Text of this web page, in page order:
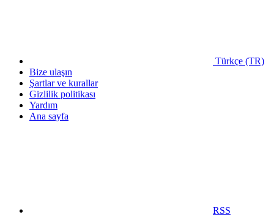
Türkçe (TR)
Bize ulaşın
Şartlar ve kurallar
Gizlilik politikası
Yardım
Ana sayfa
RSS